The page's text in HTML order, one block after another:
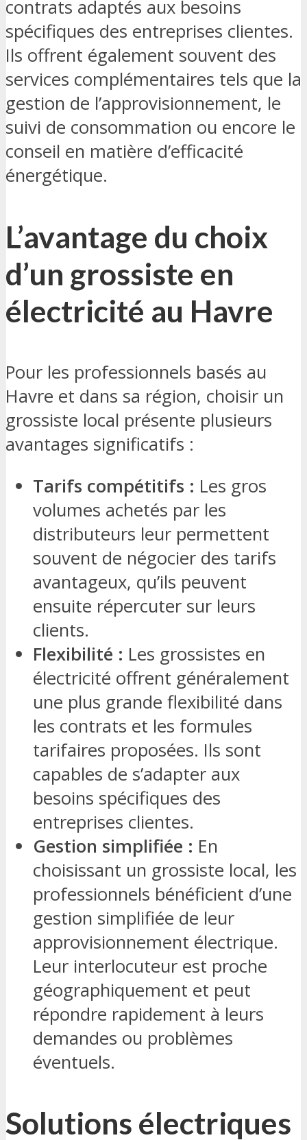
contrats adaptés aux besoins
spécifiques des entreprises clientes.
Ils offrent également souvent des
services complémentaires tels que la
gestion de l’approvisionnement, le
suivi de consommation ou encore le
conseil en matière d’efficacité
énergétique.
L’avantage du choix
d’un grossiste en
électricité au Havre
Pour les professionnels basés au
Havre et dans sa région, choisir un
grossiste local présente plusieurs
avantages significatifs :
Tarifs compétitifs : Les gros
volumes achetés par les
distributeurs leur permettent
souvent de négocier des tarifs
avantageux, qu’ils peuvent
ensuite répercuter sur leurs
clients.
Flexibilité : Les grossistes en
électricité offrent généralement
une plus grande flexibilité dans
les contrats et les formules
tarifaires proposées. Ils sont
capables de s’adapter aux
besoins spécifiques des
entreprises clientes.
Gestion simplifiée : En
choisissant un grossiste local, les
professionnels bénéficient d’une
gestion simplifiée de leur
approvisionnement électrique.
Leur interlocuteur est proche
géographiquement et peut
répondre rapidement à leurs
demandes ou problèmes
éventuels.
Solutions électriques